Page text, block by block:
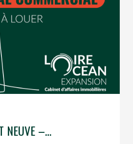
SALLE DE SPORT NEUVE – 1 889 m² – Roazhon Park